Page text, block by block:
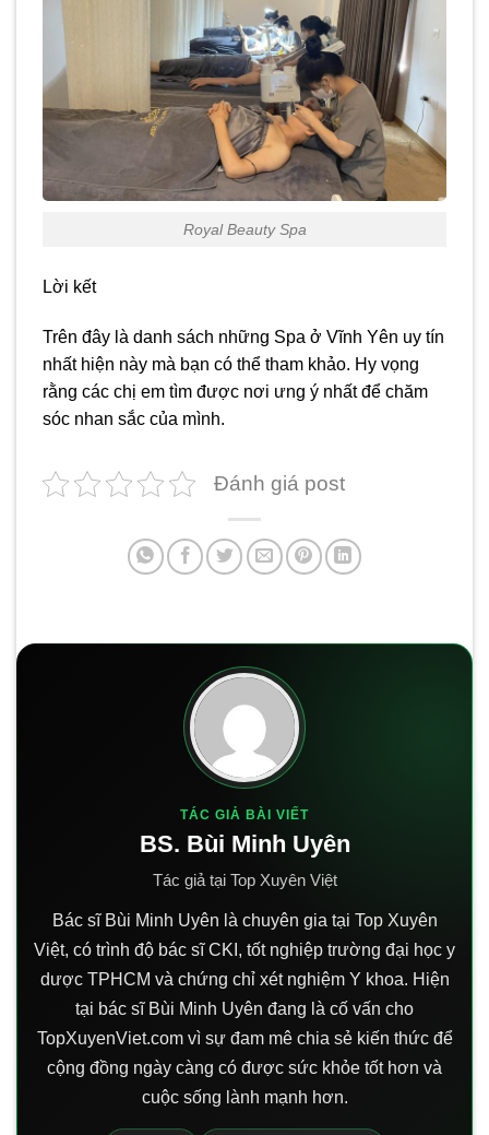
Royal Beauty Spa
Lời kết
Trên đây là danh sách những Spa ở Vĩnh Yên uy tín
nhất hiện này mà bạn có thể tham khảo. Hy vọng
rằng các chị em tìm được nơi ưng ý nhất để chăm
sóc nhan sắc của mình.
Đánh giá post
TÁC GIẢ BÀI VIẾT
BS. Bùi Minh Uyên
Tác giả tại Top Xuyên Việt
Bác sĩ Bùi Minh Uyên là chuyên gia tại Top Xuyên
Việt, có trình độ bác sĩ CKI, tốt nghiệp trường đại học y
dược TPHCM và chứng chỉ xét nghiệm Y khoa. Hiện
tại bác sĩ Bùi Minh Uyên đang là cố vấn cho
TopXuyenViet.com vì sự đam mê chia sẻ kiến thức để
cộng đồng ngày càng có được sức khỏe tốt hơn và
cuộc sống lành mạnh hơn.